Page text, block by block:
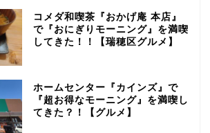
コメダ和喫茶『おかげ庵 本店』
で『おにぎりモーニング』を満喫
してきた！！【瑞穂区グルメ】
ホームセンター『カインズ』で
『超お得なモーニング』を満喫し
てきた？！【グルメ】